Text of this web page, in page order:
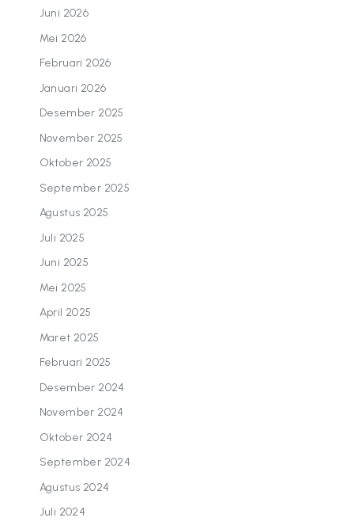
Juni 2026
Mei 2026
Februari 2026
Januari 2026
Desember 2025
November 2025
Oktober 2025
September 2025
Agustus 2025
Juli 2025
Juni 2025
Mei 2025
April 2025
Maret 2025
Februari 2025
Desember 2024
November 2024
Oktober 2024
September 2024
Agustus 2024
Juli 2024